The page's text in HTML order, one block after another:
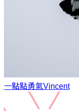
一點點勇氣Vincent